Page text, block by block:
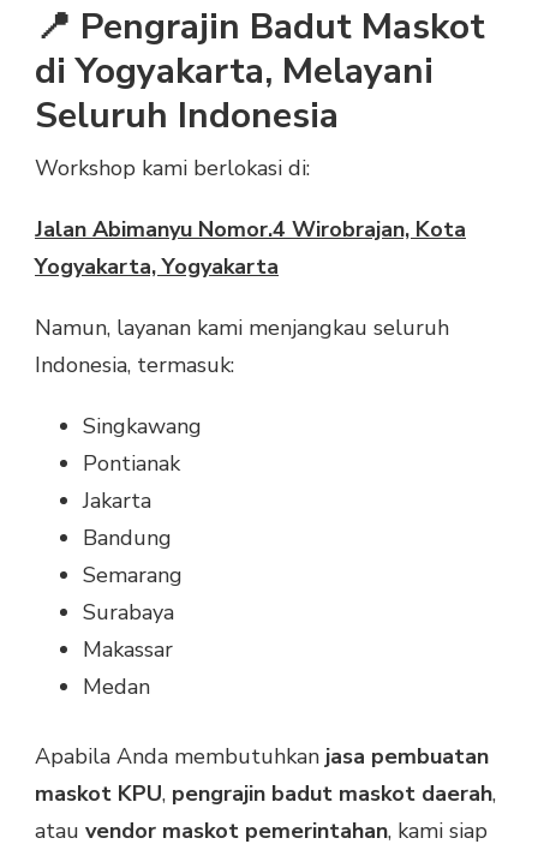
📍 Pengrajin Badut Maskot
di Yogyakarta, Melayani
Seluruh Indonesia
Workshop kami berlokasi di:
Jalan Abimanyu Nomor.4 Wirobrajan, Kota
Yogyakarta, Yogyakarta
Namun, layanan kami menjangkau seluruh
Indonesia, termasuk:
Singkawang
Pontianak
Jakarta
Bandung
Semarang
Surabaya
Makassar
Medan
Apabila Anda membutuhkan jasa pembuatan
maskot KPU, pengrajin badut maskot daerah,
atau vendor maskot pemerintahan, kami siap